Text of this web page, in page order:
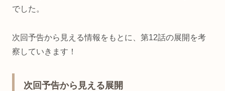
でした。
次回予告から見える情報をもとに、第12話の展開を考
察していきます！
次回予告から見える展開